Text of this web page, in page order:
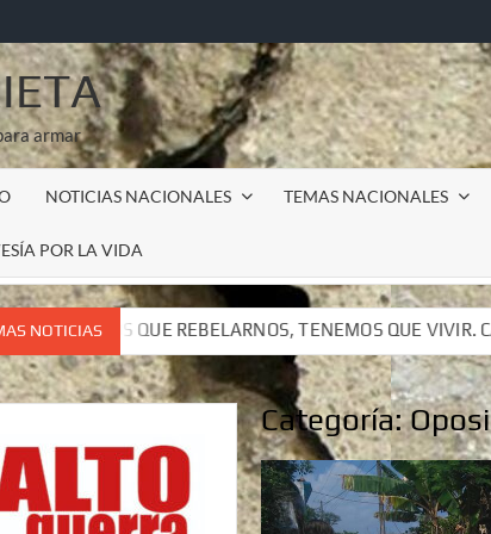
armar
NOTICIAS NACIONALES TEMAS NACIONALES
POR LA VIDA
NOTICIAS
TENEMOS QUE VIVIR. CARTA DEL SUBCOMANDANTE
TENEMOS QUE VIVIR. CARTA DEL SUBCOMANDANTE
Categoría: